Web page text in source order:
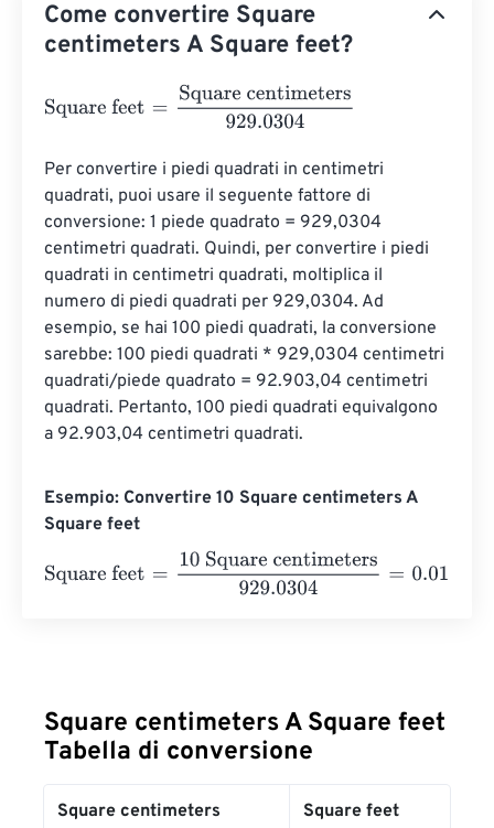
Come convertire Square
centimeters A Square feet?
Square feet = Square centimeters929.0304
Per convertire i piedi quadrati in centimetri
quadrati, puoi usare il seguente fattore di
conversione: 1 piede quadrato = 929,0304
centimetri quadrati. Quindi, per convertire i piedi
quadrati in centimetri quadrati, moltiplica il
numero di piedi quadrati per 929,0304. Ad
esempio, se hai 100 piedi quadrati, la conversione
sarebbe: 100 piedi quadrati * 929,0304 centimetri
quadrati/piede quadrato = 92.903,04 centimetri
quadrati. Pertanto, 100 piedi quadrati equivalgono
a 92.903,04 centimetri quadrati.
Esempio: Convertire 10 Square centimeters A
Square feet
Square feet = 10 Square centimeters929.0304 =
Square centimeters A Square feet
Tabella di conversione
Square centimeters Square feet